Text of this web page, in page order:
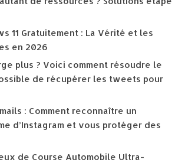
11 Gratuitement : La Vérité et les
en 2026
plus ? Voici comment résoudre le
de récupérer les tweets pour
: Comment reconnaître un
d’Instagram et vous protéger des
de Course Automobile Ultra-